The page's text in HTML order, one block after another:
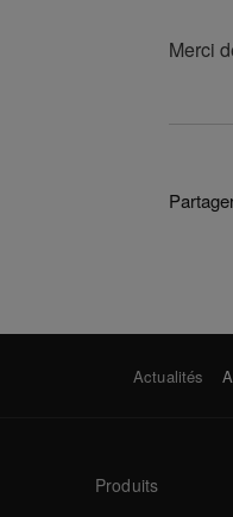
Merci
Actualités
Produits